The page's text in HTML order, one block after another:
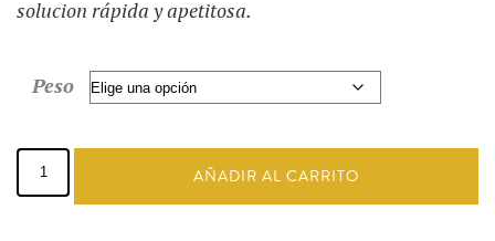
solucion rápida y apetitosa.
Peso
Mezcla
para
gofres
AÑADIR AL CARRITO